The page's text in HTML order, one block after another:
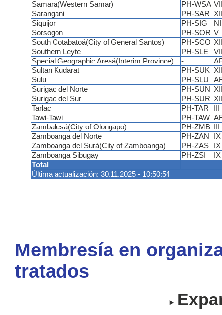
Total
Última actualización: 30.11.2025 - 10:50:54
Samará(Western Samar)
PH-WSA
Sarangani
PH-SAR XII
Siquijor
PH-SIG
NI
Sorsogon
PH-SOR V
South Cotabatoá(City of General Santos)
PH-SCO XII
Southern Leyte
PH-SLE
Special Geographic Areaá(Interim Province)
-
Sultan Kudarat
PH-SUK XII
Sulu
PH-SLU
Surigao del Norte
PH-SUN
Surigao del Sur
PH-SUR
Tarlac
PH-TAR
Tawi-Tawi
PH-TAW
Zambalesá(City of Olongapo)
PH-ZMB
Zamboanga del Norte
PH-ZAN
IX
Zamboanga del Surá(City of Zamboanga)
PH-ZAS
IX
Zamboanga Sibugay
PH-ZSI IX
Membresía en
tratados